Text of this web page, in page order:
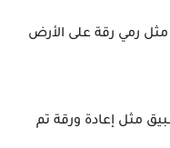
مثل رمي رقة على الأرض
مثل إعادة ورقة تم